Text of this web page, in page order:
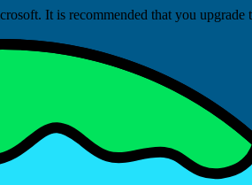
It is recommended that you